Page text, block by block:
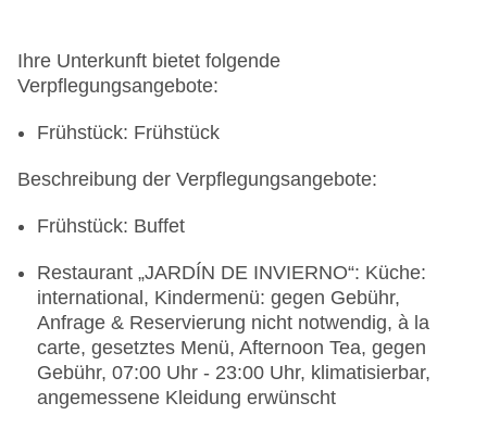
Ihre Unterkunft bietet folgende
Verpflegungsangebote:
Frühstück: Frühstück
Beschreibung der Verpflegungsangebote:
Frühstück: Buffet
Restaurant „JARDÍN DE INVIERNO“: Küche:
international, Kindermenü: gegen Gebühr,
Anfrage & Reservierung nicht notwendig, à la
carte, gesetztes Menü, Afternoon Tea, gegen
Gebühr, 07:00 Uhr - 23:00 Uhr, klimatisierbar,
angemessene Kleidung erwünscht